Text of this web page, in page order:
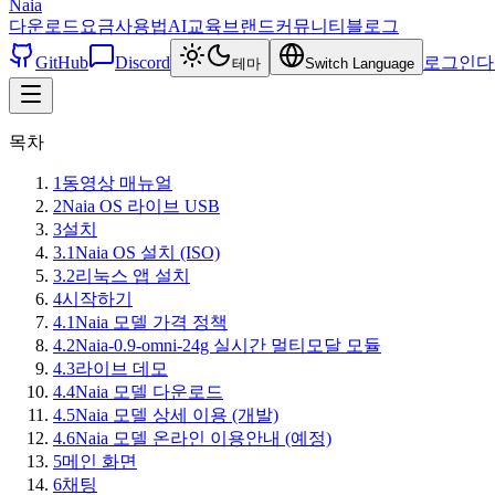
Naia
다운로드 요금사용법AI교육 브랜드커뮤니티 블로그
GitHub
Discord 테마 Switch Language 로그인
목차
1 동영상 매뉴얼
2Naia OS 라이브 USB
3설치
3.1Naia OS 설치 (ISO)
3.2리눅스 앱 설치
4시작하기
4.1Naia 모델 가격 정책
4.2Naia-0.9-omni-24g 실시간 멀티모달 모듈
4.3라이브 데모
4.4Naia 모델 다운로드
4.5Naia 모델 상세 이용 (개발)
4.6Naia 모델 온라인 이용안내 (예정)
5메인 화면
6채팅